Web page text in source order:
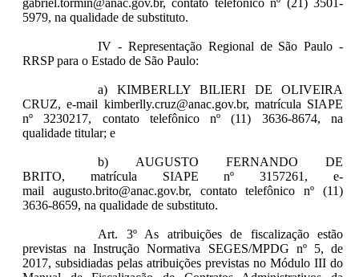
gabriel.tormin@anac.gov.br, contato telefônico nº (21) 3501-
5979, na qualidade de substituto.
IV - Representação Regional de São Paulo -
RRSP para o Estado de São Paulo:
a) KIMBERLLY BILIERI DE OLIVEIRA
CRUZ, e-mail kimberlly.cruz@anac.gov.br, matrícula SIAPE
nº 3230217, contato telefônico nº (11) 3636-8674, na
qualidade titular; e
b) AUGUSTO FERNANDO DE
BRITO, matrícula SIAPE nº 3157261, e-
mail augusto.brito@anac.gov.br, contato telefônico nº (11)
3636-8659, na qualidade de substituto.
Art. 3º As atribuições de fiscalização estão
previstas na Instrução Normativa SEGES/MPDG nº 5, de
2017, subsidiadas pelas atribuições previstas no Módulo III do